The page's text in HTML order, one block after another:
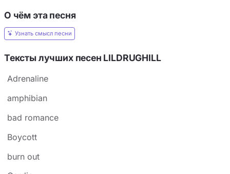
О чём эта песня
Узнать смысл песни
Тексты лучших песен LILDRUGHILL
Adrenaline
amphibian
bad romance
Boycott
burn out